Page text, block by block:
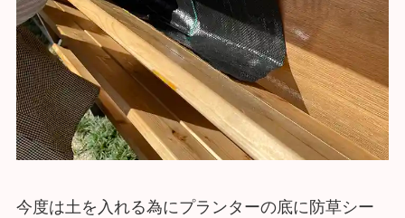
今度は土を入れる為にプランターの底に防草シー